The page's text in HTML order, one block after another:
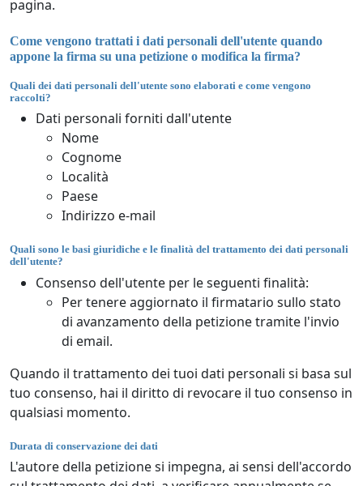
pagina.
Come vengono trattati i dati personali dell'utente quando
appone la firma su una petizione o modifica la firma?
Quali dei dati personali dell'utente sono elaborati e come vengono
raccolti?
Dati personali forniti dall'utente
Nome
Cognome
Località
Paese
Indirizzo e-mail
Quali sono le basi giuridiche e le finalità del trattamento dei dati personali
dell'utente?
Consenso dell'utente per le seguenti finalità:
Per tenere aggiornato il firmatario sullo stato
di avanzamento della petizione tramite l'invio
di email.
Quando il trattamento dei tuoi dati personali si basa sul
tuo consenso, hai il diritto di revocare il tuo consenso in
qualsiasi momento.
Durata di conservazione dei dati
L'autore della petizione si impegna, ai sensi dell'accordo